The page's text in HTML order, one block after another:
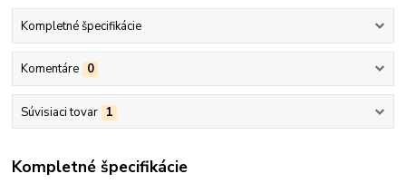
Kompletné špecifikácie
Komentáre 0
Súvisiaci tovar 1
Kompletné špecifikácie